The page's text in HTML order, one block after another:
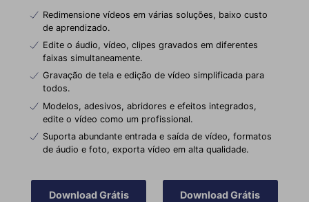
Redimensione vídeos em várias soluções, baixo custo
de aprendizado.
Edite o áudio, vídeo, clipes gravados em diferentes
faixas simultaneamente.
Gravação de tela e edição de vídeo simplificada para
todos.
Modelos, adesivos, abridores e efeitos integrados,
edite o vídeo como um profissional.
Suporta abundante entrada e saída de vídeo, formatos
de áudio e foto, exporta vídeo em alta qualidade.
Download Grátis Download Grátis